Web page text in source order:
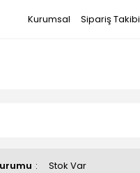
Kurumsal Sipariş Takibi
Stok Var